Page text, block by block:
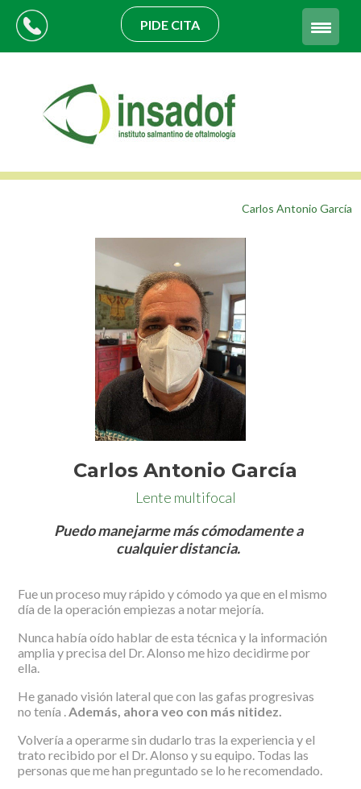
PIDE CITA
Carlos Antonio García
Carlos Antonio García
Lente multifocal
Puedo manejarme más cómodamente a
cualquier distancia.
Fue un proceso muy rápido y cómodo ya que en el mismo
día de la operación empiezas a notar mejoría.
Nunca había oído hablar de esta técnica y la información
amplia y precisa del Dr. Alonso me hizo decidirme por
ella.
He ganado visión lateral que con las gafas progresivas
no tenía . Además, ahora veo con más nitidez.
Volvería a operarme sin dudarlo tras la experiencia y el
trato recibido por el Dr. Alonso y su equipo. Todas las
personas que me han preguntado se lo he recomendado.